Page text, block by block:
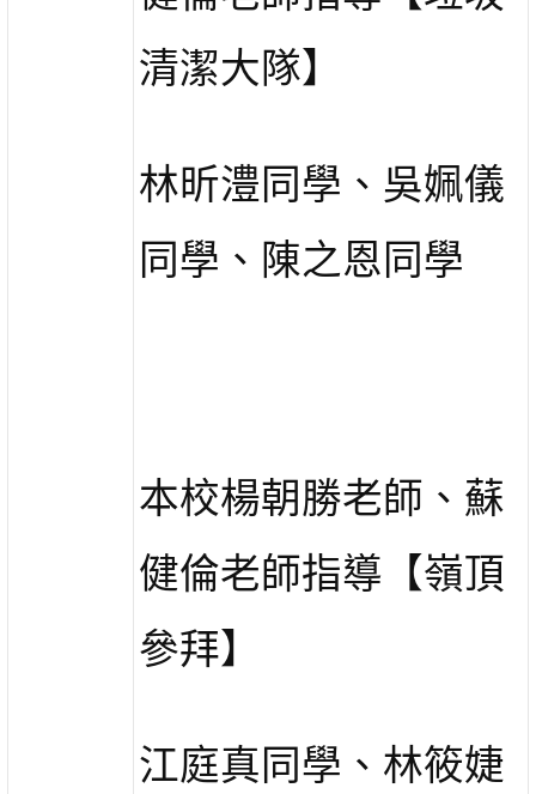
清潔大隊】
林昕澧同學、吳姵儀
同學、陳之恩同學
本校楊朝勝老師、蘇
健倫老師指導【嶺頂
參拜】
江庭真同學、林筱婕